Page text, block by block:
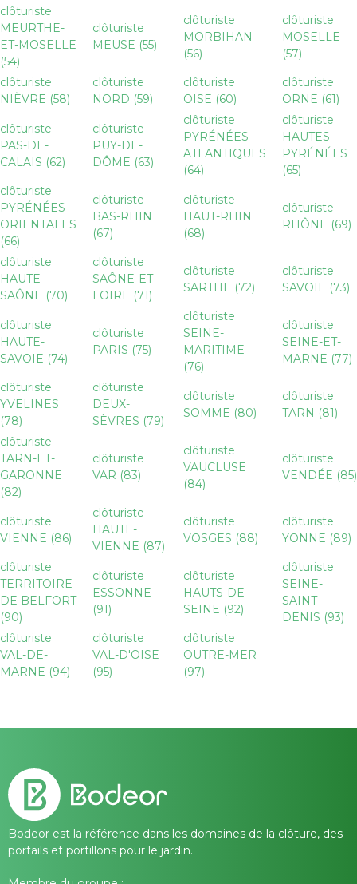
clôturiste
MEURTHE-
ET-MOSELLE
(54)
clôturiste
MEUSE (55)
clôturiste
MORBIHAN
(56)
clôturiste
MOSELLE
(57)
clôturiste
NIÈVRE (58)
clôturiste
NORD (59)
clôturiste
OISE (60)
clôturiste
ORNE (61)
clôturiste
PAS-DE-
CALAIS (62)
clôturiste
PUY-DE-
DÔME (63)
clôturiste
PYRÉNÉES-
ATLANTIQUES
(64)
clôturiste
HAUTES-
PYRÉNÉES
(65)
clôturiste
PYRÉNÉES-
ORIENTALES
(66)
clôturiste
BAS-RHIN
(67)
clôturiste
HAUT-RHIN
(68)
clôturiste
RHÔNE (69)
clôturiste
HAUTE-
SAÔNE (70)
clôturiste
SAÔNE-ET-
LOIRE (71)
clôturiste
SARTHE (72)
clôturiste
SAVOIE (73)
clôturiste
HAUTE-
SAVOIE (74)
clôturiste
PARIS (75)
clôturiste
SEINE-
MARITIME
(76)
clôturiste
SEINE-ET-
MARNE (77)
clôturiste
YVELINES
(78)
clôturiste
DEUX-
SÈVRES (79)
clôturiste
SOMME (80)
clôturiste
TARN (81)
clôturiste
TARN-ET-
GARONNE
(82)
clôturiste
VAR (83)
clôturiste
VAUCLUSE
(84)
clôturiste
VENDÉE (85)
clôturiste
VIENNE (86)
clôturiste
HAUTE-
VIENNE (87)
clôturiste
VOSGES (88)
clôturiste
YONNE (89)
clôturiste
TERRITOIRE
DE BELFORT
(90)
clôturiste
ESSONNE
(91)
clôturiste
HAUTS-DE-
SEINE (92)
clôturiste
SEINE-
SAINT-
DENIS (93)
clôturiste
VAL-DE-
MARNE (94)
clôturiste
VAL-D'OISE
(95)
clôturiste
OUTRE-MER
(97)
Bodeor est la référence dans les domaines de la clôture, des
portails et portillons pour le jardin.